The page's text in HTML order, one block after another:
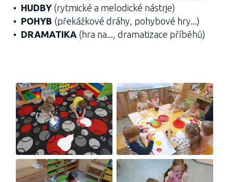
HUDBY (rytmické a melodické nástrje)
POHYB (překážkové dráhy, pohybové hry...)
DRAMATIKA (hra na..., dramatizace příběhů)